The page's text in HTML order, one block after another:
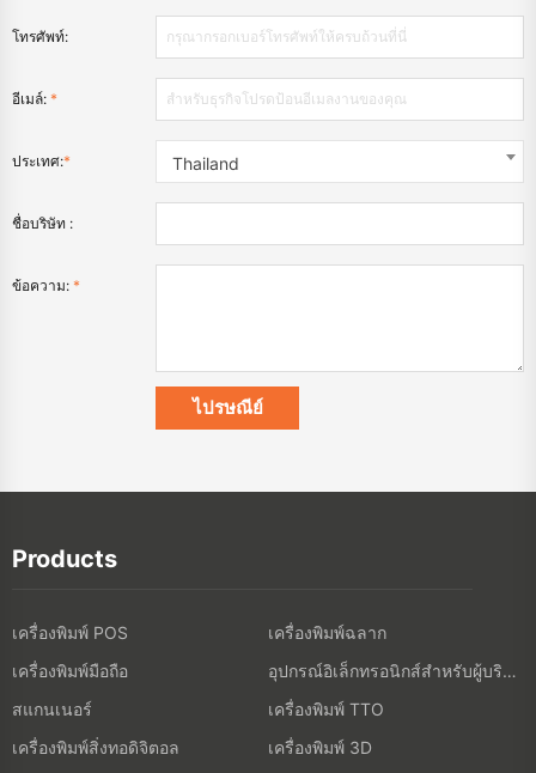
โทรศัพท์:
อีเมล์: *
ประเทศ:* Thailand
ชื่อบริษัท :
ข้อความ: *
Products
เครื่องพิมพ์ POS
เครื่องพิมพ์ฉลาก
เครื่องพิมพ์มือถือ
อุปกรณ์อิเล็กทรอนิกส์สำหรับผู้บริโภค
สแกนเนอร์
เครื่องพิมพ์ TTO
เครื่องพิมพ์สิ่งทอดิจิตอล
เครื่องพิมพ์ 3D